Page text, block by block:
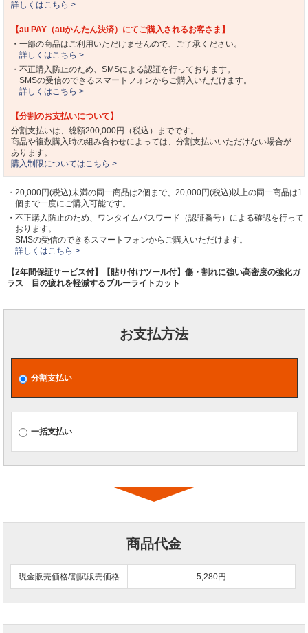
詳しくはこちら >
【au PAY（auかんたん決済）にてご購入されるお客さま】
・一部の商品はご利用いただけませんので、ご了承ください。
詳しくはこちら >
・不正購入防止のため、SMSによる認証を行っております。
SMSの受信のできるスマートフォンからご購入いただけます。
詳しくはこちら >
【分割のお支払いについて】
分割支払いは、総額200,000円（税込）までです。
商品や複数購入時の組み合わせによっては、分割支払いいただけない場合が
あります。
購入制限についてはこちら >
・20,000円(税込)未満の同一商品は2個まで、20,000円(税込)以上の同一商品は1
個まで一度にご購入可能です。
・不正購入防止のため、ワンタイムパスワード（認証番号）による確認を行って
おります。
SMSの受信のできるスマートフォンからご購入いただけます。
詳しくはこちら >
【2年間保証サービス付】【貼り付けツール付】傷・割れに強い高密度の強化ガ
ラス 目の疲れを軽減するブルーライトカット
お支払方法
分割支払い
一括支払い
商品代金
現金販売価格/割賦販売価格 5,280円